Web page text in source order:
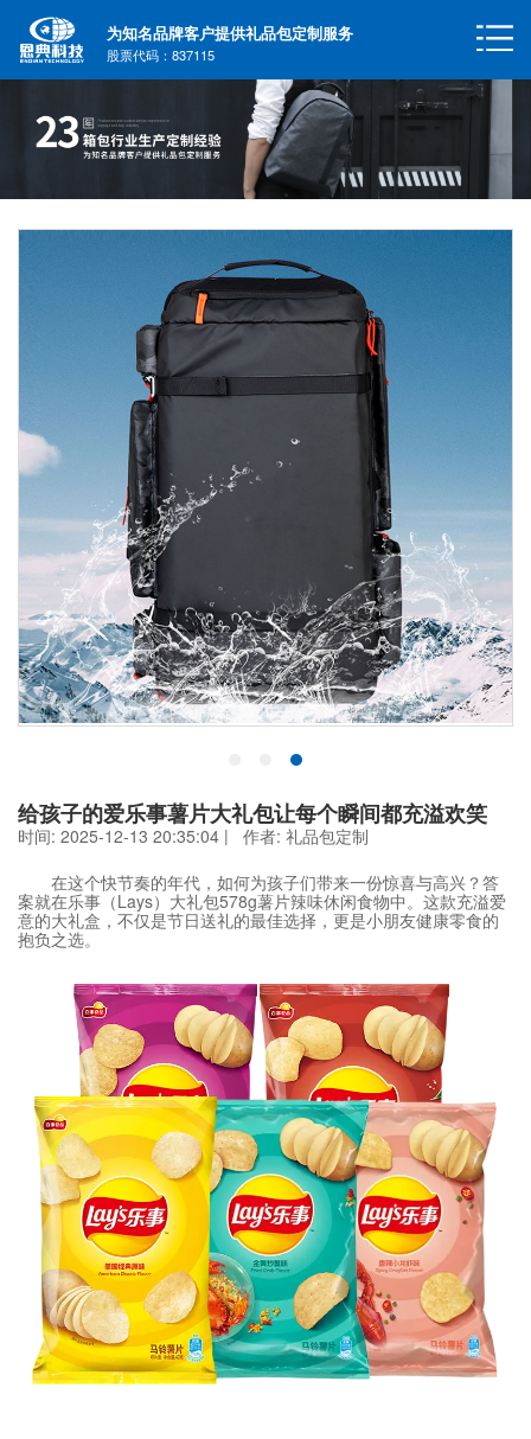
为知名品牌客户提供礼品包定制服务
股票代码：837115
给孩子的爱乐事薯片大礼包让每个瞬间都充溢欢笑
时间: 2025-12-13 20:35:04 | 作者: 礼品包定制
在这个快节奏的年代，如何为孩子们带来一份惊喜与高兴？答
案就在乐事（Lays）大礼包578g薯片辣味休闲食物中。这款充溢爱
意的大礼盒，不仅是节日送礼的最佳选择，更是小朋友健康零食的
抱负之选。